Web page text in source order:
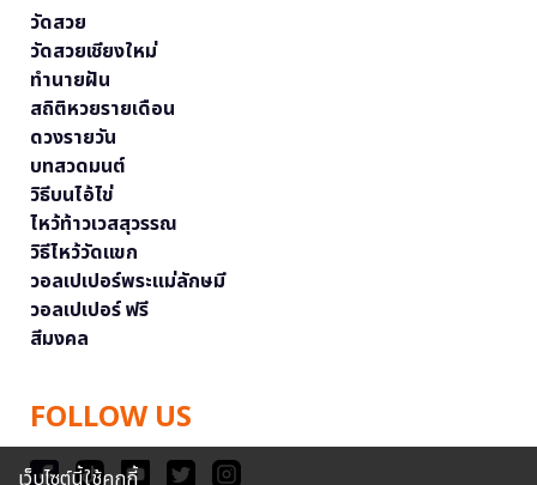
วัดสวย
วัดสวยเชียงใหม่
ทำนายฝัน
สถิติหวยรายเดือน
ดวงรายวัน
บทสวดมนต์
วิธีบนไอ้ไข่
ไหว้ท้าวเวสสุวรรณ
วิธีไหว้วัดแขก
วอลเปเปอร์พระแม่ลักษมี
วอลเปเปอร์ ฟรี
สีมงคล
FOLLOW US
เว็บไซต์นี้ใช้คุกกี้